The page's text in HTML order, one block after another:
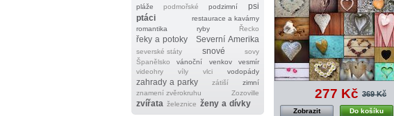
pláže
podmořské podzimní
psi
ptáci
restaurace a kavárny
romantika
ryby Řecko
řeky a potoky Severní Amerika
severské státy snové
sovy
Španělsko
vánoční venkov
vesmír
videohry
víly vlci vodopády
zahrady a parky zátiší
zimní
znamení zvěrokruhu
Zozoville
zvířata železnice ženy a dívky
277 Kč 369 Kč
Do košíku
Zobrazit